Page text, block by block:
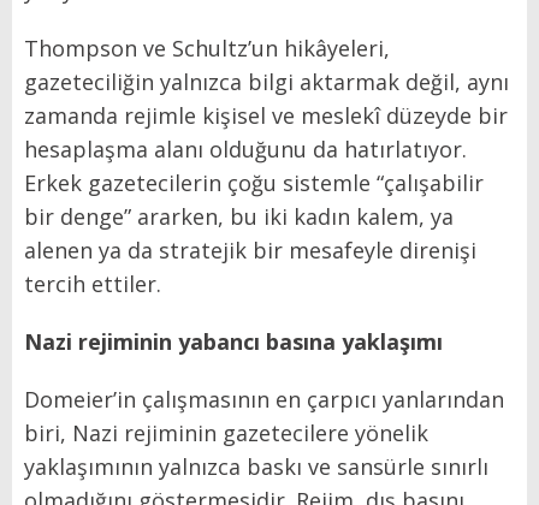
Thompson ve Schultz’un hikâyeleri,
gazeteciliğin yalnızca bilgi aktarmak değil, aynı
zamanda rejimle kişisel ve meslekî düzeyde bir
hesaplaşma alanı olduğunu da hatırlatıyor.
Erkek gazetecilerin çoğu sistemle “çalışabilir
bir denge” ararken, bu iki kadın kalem, ya
alenen ya da stratejik bir mesafeyle direnişi
tercih ettiler.
Nazi rejiminin yabancı basına yaklaşımı
Domeier’in çalışmasının en çarpıcı yanlarından
biri, Nazi rejiminin gazetecilere yönelik
yaklaşımının yalnızca baskı ve sansürle sınırlı